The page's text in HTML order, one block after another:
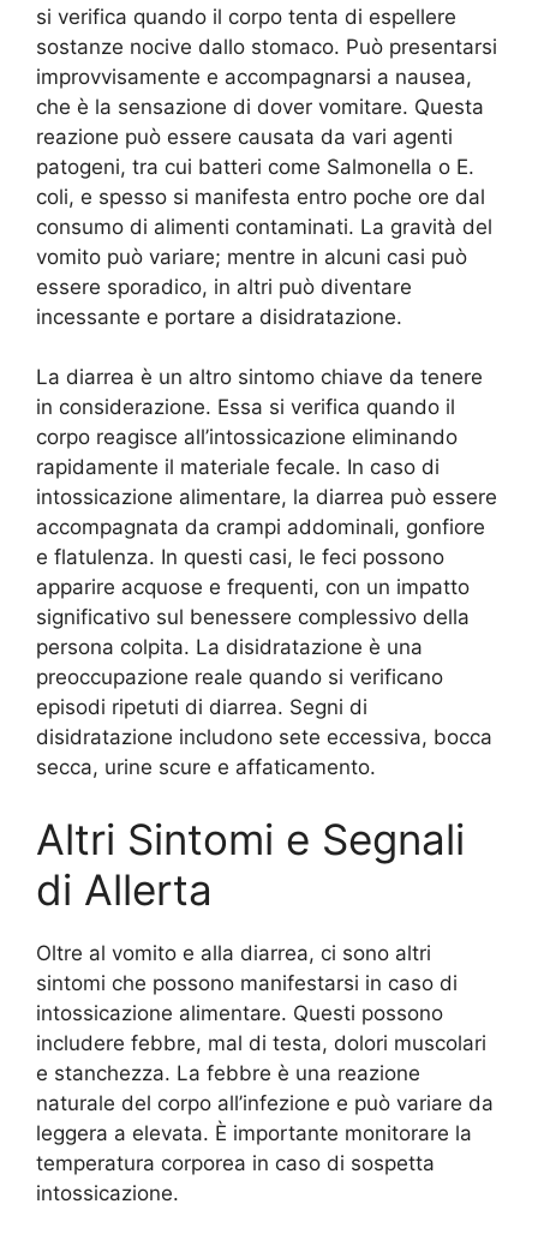
si verifica quando il corpo tenta di espellere
sostanze nocive dallo stomaco. Può presentarsi
improvvisamente e accompagnarsi a nausea,
che è la sensazione di dover vomitare. Questa
reazione può essere causata da vari agenti
patogeni, tra cui batteri come Salmonella o E.
coli, e spesso si manifesta entro poche ore dal
consumo di alimenti contaminati. La gravità del
vomito può variare; mentre in alcuni casi può
essere sporadico, in altri può diventare
incessante e portare a disidratazione.
La diarrea è un altro sintomo chiave da tenere
in considerazione. Essa si verifica quando il
corpo reagisce all’intossicazione eliminando
rapidamente il materiale fecale. In caso di
intossicazione alimentare, la diarrea può essere
accompagnata da crampi addominali, gonfiore
e flatulenza. In questi casi, le feci possono
apparire acquose e frequenti, con un impatto
significativo sul benessere complessivo della
persona colpita. La disidratazione è una
preoccupazione reale quando si verificano
episodi ripetuti di diarrea. Segni di
disidratazione includono sete eccessiva, bocca
secca, urine scure e affaticamento.
Altri Sintomi e Segnali
di Allerta
Oltre al vomito e alla diarrea, ci sono altri
sintomi che possono manifestarsi in caso di
intossicazione alimentare. Questi possono
includere febbre, mal di testa, dolori muscolari
e stanchezza. La febbre è una reazione
naturale del corpo all’infezione e può variare da
leggera a elevata. È importante monitorare la
temperatura corporea in caso di sospetta
intossicazione.